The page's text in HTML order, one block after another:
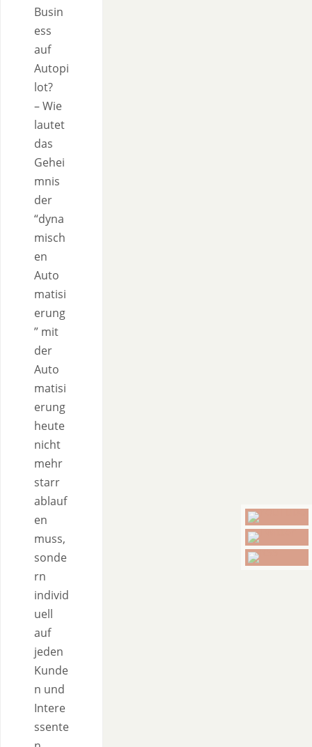
Busin
ess
auf
Autopi
lot?
– Wie
lautet
das
Gehei
mnis
der
“dyna
misch
en
Auto
matisi
erung
” mit
der
Auto
matisi
erung
heute
nicht
mehr
starr
ablauf
en
muss,
sonde
rn
individ
uell
auf
jeden
Kunde
n und
Intere
ssente